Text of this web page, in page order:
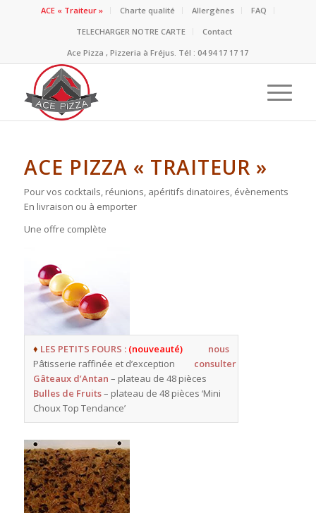
ACE « Traiteur » Charte qualité Allergènes
FAQ
TELECHARGER NOTRE CARTE
Contact
Ace Pizza , Pizzeria à Fréjus. Tél : 04 94 17 17 17
ACE PIZZA « TRAITEUR »
Pour vos cocktails, réunions, apéritifs dinatoires, évènements
En livraison ou à emporter
Une offre complète
♦ LES PETITS FOURS : (nouveauté)
nous
consulter
Pâtisserie raffinée et d’exception
Gâteaux d’Antan – plateau de 48 pièces
Bulles de Fruits– plateau de 48 pièces ‘Mini
Choux Top Tendance’